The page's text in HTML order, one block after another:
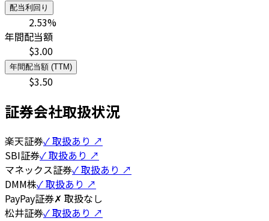
配当利回り
2.53%
年間配当額
$3.00
年間配当額 (TTM)
$3.50
証券会社取扱状況
楽天証券✓ 取扱あり ↗
SBI証券✓ 取扱あり ↗
マネックス証券✓ 取扱あり ↗
DMM株✓ 取扱あり ↗
PayPay証券✗ 取扱なし
松井証券✓ 取扱あり ↗